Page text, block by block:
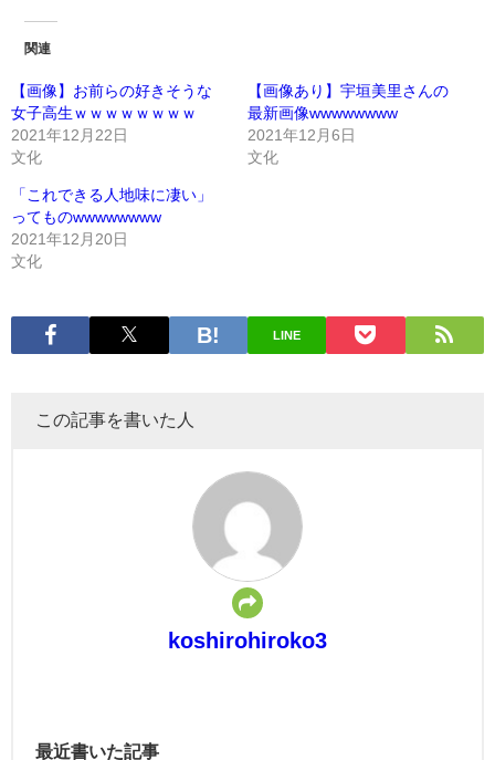
関連
【画像】お前らの好きそうな
女子高生ｗｗｗｗｗｗｗｗ
2021年12月22日
文化
【画像あり】宇垣美里さんの
最新画像wwwwwwww
2021年12月6日
文化
「これできる人地味に凄い」
ってものwwwwwwww
2021年12月20日
文化
LINE
この記事を書いた人
koshirohiroko3
最近書いた記事